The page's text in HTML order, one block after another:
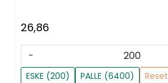
26,86
-
ESKE (200) PALLE (6400) Reset